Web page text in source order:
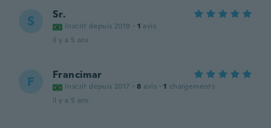
S Sr.
Inscrit depuis 2019 · 1 avis
il y a 5 ans
F Francimar
Inscrit depuis 2017 · 8 avis · 1 chargements
il y a 5 ans